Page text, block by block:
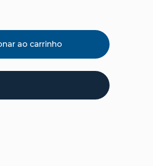
ao carrinho